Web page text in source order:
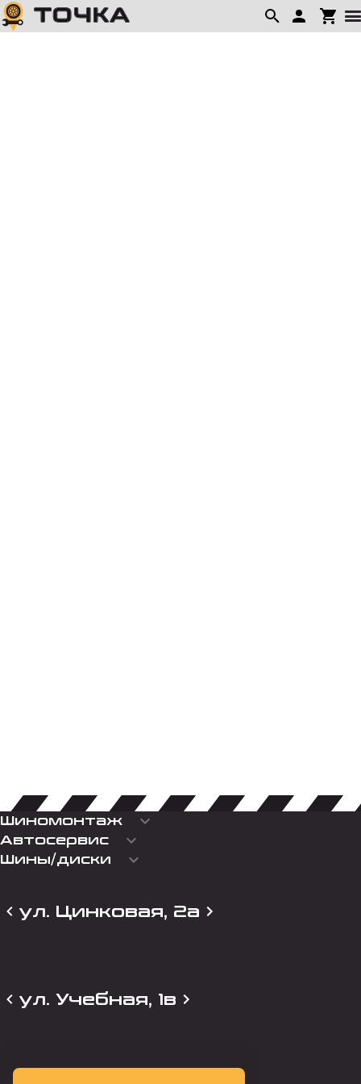
Шиномонтаж keyboard_arrow_down
Автосервис keyboard_arrow_down
Шины/диски keyboard_arrow_down
ул. Цинковая, 2а
ул. Учебная, 1в